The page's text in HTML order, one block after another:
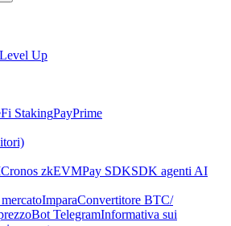
Level Up
StakingPayPrime
Cronos zkEVMPay SDKSDK agenti AI
ImparaConvertitore BTC/
Bot TelegramInformativa sui